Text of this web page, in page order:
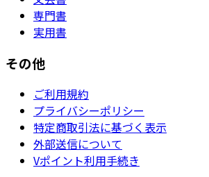
専門書
実用書
その他
ご利用規約
プライバシーポリシー
特定商取引法に基づく表示
外部送信について
Vポイント利用手続き